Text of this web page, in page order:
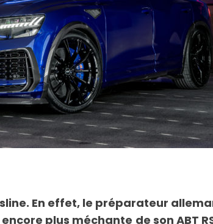
En effet, le préparateur
plus méchante de son ABT